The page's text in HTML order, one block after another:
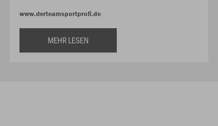
www.derteamsportprofi.de
MEHR LESEN